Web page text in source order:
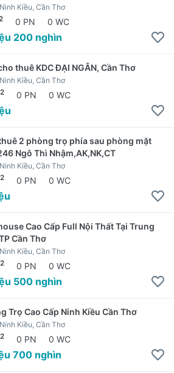
Kiều, Cần Thơ
0 PN 0 WC
200 nghìn
thuê KDC ĐẠI NGÂN, Cần Thơ
Kiều, Cần Thơ
2 0 PN 0 WC
2 phòng trọ phía sau phòng mặt
Ngô Thì Nhậm,AK,NK,CT
Kiều, Cần Thơ
2 0 PN 0 WC
Cao Cấp Full Nội Thất Tại Trung
Cần Thơ
Kiều, Cần Thơ
2 0 PN 0 WC
500 nghìn
Trọ Cao Cấp Ninh Kiều Cần Thơ
Kiều, Cần Thơ
2 0 PN 0 WC
700 nghìn